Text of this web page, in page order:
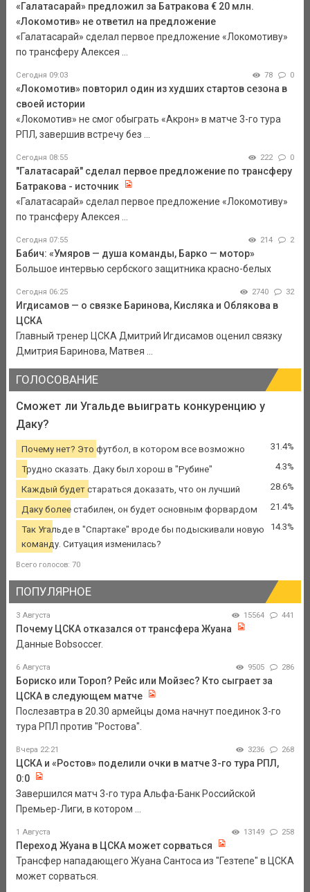
«Галатасарай» предложил за Батракова € 20 млн.
«Локомотив» не ответил на предложение
«Галатасарай» сделал первое предложение «Локомотиву»
по трансферу Алексея ...
Сегодня 09:03 78 0
«Локомотив» повторил один из худших стартов сезона в
своей истории
«Локомотив» не смог обыграть «Акрон» в матче 3-го тура
РПЛ, завершив встречу без ...
Сегодня 08:55 222 0
"Галатасарай" сделал первое предложение по трансферу
Батракова - источник
«Галатасарай» сделал первое предложение «Локомотиву»
по трансферу Алексея ...
Сегодня 07:55 214 2
Бабич: «Умяров — душа команды, Барко — мотор»
Большое интервью сербского защитника красно-белых
Сегодня 06:25 2740 32
Игдисамов — о связке Баринова, Кисляка и Облякова в
ЦСКА
Главный тренер ЦСКА Дмитрий Игдисамов оценил связку
Дмитрия Баринова, Матвея ...
ГОЛОСОВАНИЕ
Сможет ли Угальде выиграть конкуренцию у
Даку?
Почему нет? Это футбол, в котором все возможно 31.4%
Трудно сказать. Даку был хорош в "Рубине" 4.3%
Каждый будет стараться доказать, что он лучший 28.6%
Даку более стабилен, он будет основным форвардом 21.4%
Так Угальде в "Спартаке" вроде бы подыскивали новую
команду. Ситуация изменилась?
14.3%
Всего голосов: 70
ПОПУЛЯРНОЕ
3 Августа 15564 441
Почему ЦСКА отказался от трансфера Жуана
Данные Bobsoccer.
6 Августа 9505 286
Бориско или Тороп? Рейс или Мойзес? Кто сыграет за
ЦСКА в следующем матче
Послезавтра в 20.30 армейцы дома начнут поединок 3-го
тура РПЛ против "Ростова".
Вчера 22:21 3236 268
ЦСКА и «Ростов» поделили очки в матче 3-го тура РПЛ,
0:0
Завершился матч 3-го тура Альфа-Банк Российской
Премьер-Лиги, в котором ...
1 Августа 13149 258
Переход Жуана в ЦСКА может сорваться
Трансфер нападающего Жуана Сантоса из "Гезтепе" в ЦСКА
может сорваться.